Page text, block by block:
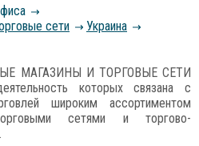
сети
Украина
МАГАЗИНЫ И ТОРГОВЫЕ СЕТИ
которых связана с
широким ассортиментом
сетями и торгово-